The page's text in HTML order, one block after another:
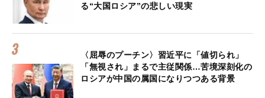
る“大国ロシア”の悲しい現実
〈屈辱のプーチン〉習近平に「値切られ」
「無視され」まるで主従関係…苦境深刻化の
ロシアが中国の属国になりつつある背景